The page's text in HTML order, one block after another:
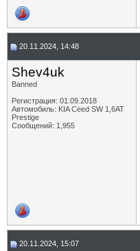
20.11.2024, 14:48
Shev4uk
Banned
Регистрация: 01.09.2018
Автомобиль: KIA Ceed SW 1,6AT
Prestige
Сообщений: 1,955
20.11.2024, 15:07